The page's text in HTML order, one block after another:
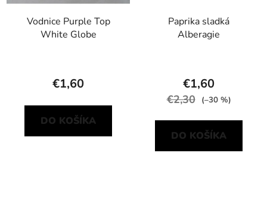
Vodnice Purple Top
White Globe
€1,60
DO KOŠÍKA
Paprika sladká
Alberagie
€1,60
€2,30 (–30 %)
DO KOŠÍKA